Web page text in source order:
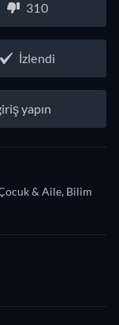
310
İzlendi
yapın
& Aile, Bilim